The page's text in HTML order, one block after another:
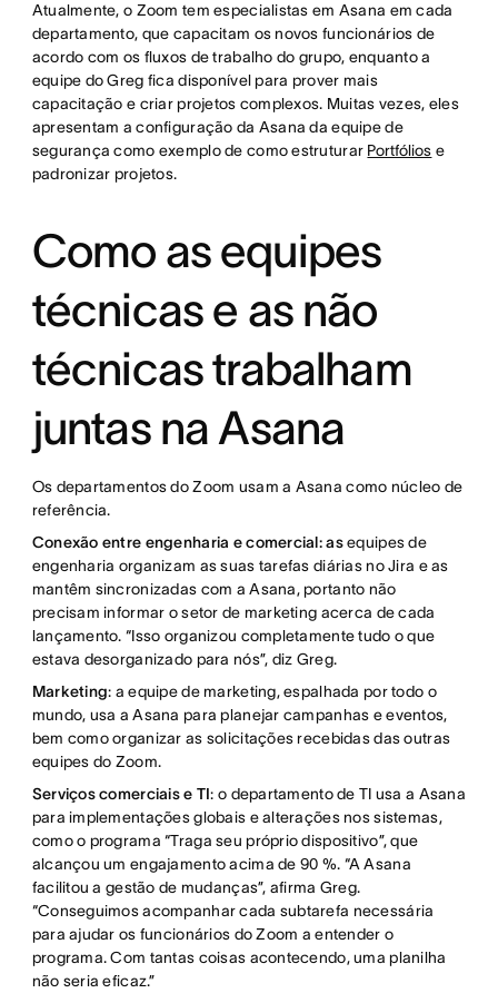
Atualmente, o Zoom tem especialistas em Asana em cada
departamento, que capacitam os novos funcionários de
acordo com os fluxos de trabalho do grupo, enquanto a
equipe do Greg fica disponível para prover mais
capacitação e criar projetos complexos. Muitas vezes, eles
apresentam a configuração da Asana da equipe de
segurança como exemplo de como estruturar Portfólios e
padronizar projetos.
Como as equipes
técnicas e as não
técnicas trabalham
juntas na Asana
Os departamentos do Zoom usam a Asana como núcleo de
referência.
Conexão entre engenharia e comercial: asequipes de
engenharia organizam as suas tarefas diárias no Jira e as
mantêm sincronizadas com a Asana, portanto não
precisam informar o setor de marketing acerca de cada
lançamento. “Isso organizou completamente tudo o que
estava desorganizado para nós”, diz Greg.
Marketing: a equipe de marketing, espalhada por todo o
mundo, usa a Asana para planejar campanhas e eventos,
bem como organizar as solicitações recebidas das outras
equipes do Zoom.
Serviços comerciais e TI: o departamento de TI usa a Asana
para implementações globais e alterações nos sistemas,
como o programa “Traga seu próprio dispositivo”, que
alcançou um engajamento acima de 90 %. “A Asana
facilitou a gestão de mudanças”, afirma Greg.
“Conseguimos acompanhar cada subtarefa necessária
para ajudar os funcionários do Zoom a entender o
programa. Com tantas coisas acontecendo, uma planilha
não seria eficaz.”